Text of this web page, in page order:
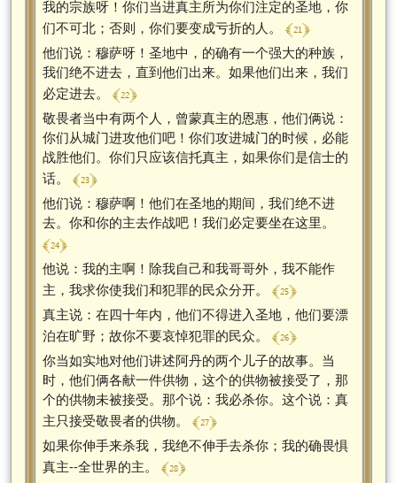
我的宗族呀！你们当进真主所为你们注定的圣地，你
们不可北；否则，你们要变成亏折的人。 ﴾ 21 ﴿
他们说：穆萨呀！圣地中，的确有一个强大的种族，
我们绝不进去，直到他们出来。如果他们出来，我们
必定进去。 ﴾ 22 ﴿
敬畏者当中有两个人，曾蒙真主的恩惠，他们俩说：
你们从城门进攻他们吧！你们攻进城门的时候，必能
战胜他们。你们只应该信托真主，如果你们是信士的
话。 ﴾ 23 ﴿
他们说：穆萨啊！他们在圣地的期间，我们绝不进
去。你和你的主去作战吧！我们必定要坐在这里。
﴾ 24 ﴿
他说：我的主啊！除我自己和我哥哥外，我不能作
主，我求你使我们和犯罪的民众分开。 ﴾ 25 ﴿
真主说：在四十年内，他们不得进入圣地，他们要漂
泊在旷野；故你不要哀悼犯罪的民众。 ﴾ 26 ﴿
你当如实地对他们讲述阿丹的两个儿子的故事。当
时，他们俩各献一件供物，这个的供物被接受了，那
个的供物未被接受。那个说：我必杀你。这个说：真
主只接受敬畏者的供物。 ﴾ 27 ﴿
如果你伸手来杀我，我绝不伸手去杀你；我的确畏惧
真主--全世界的主。 ﴾ 28 ﴿